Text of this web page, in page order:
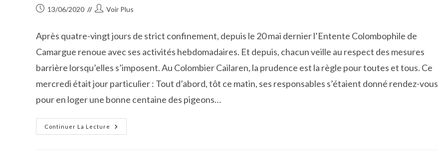
Publication
13/06/2020
Auteur/autrice
publication :
Voir Plus
Après quatre-vingt jours de strict confinement, depuis le 20 mai dernier l’Entente Colombophile de
Camargue renoue avec ses activités hebdomadaires. Et depuis, chacun veille au respect des mesures
barrière lorsqu’elles s’imposent. Au Colombier Cailaren, la prudence est la règle pour toutes et tous. Ce
mercredi était jour particulier : Tout d’abord, tôt ce matin, ses responsables s’étaient donné rendez-vous
pour en loger une bonne centaine des pigeons…
Continuer La Lecture
Un
Après-